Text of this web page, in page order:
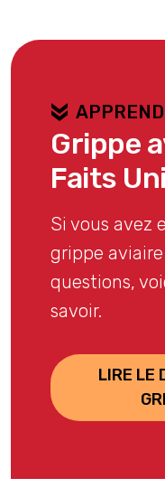
Grippe
Faits
Si vous avez
grippe
questions,
savoir.
LIRE LE